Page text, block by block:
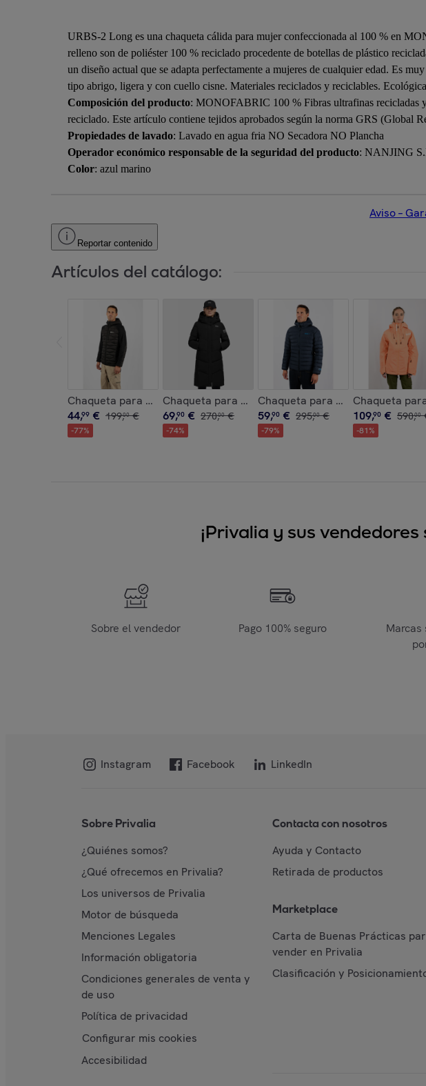
URBS-2 Long es una chaqueta cálida para mujer confeccionada al 100 % en
relleno son de poliéster 100 % reciclado procedente de botellas de plástico
un diseño actual que se adapta perfectamente a mujeres de cualquier edad. Es
tipo abrigo, ligera y con cuello cisne. Materiales reciclados y reciclables.
Composición del producto: MONOFABRIC 100 % Fibras ultrafinas recicladas
reciclado. Este artículo contiene tejidos aprobados según la norma GRS (Global
Propiedades de lavado: Lavado en agua fria NO Secadora NO Plancha
Operador económico responsable de la seguridad del producto: NANJING
Color: azul marino
Aviso –
Reportar contenido
Artículos del catálogo:
Chaqueta para hombre ECOON ECOActive Hybrid Insulated Jacket
44,99 € 199,00 €
-77%
Chaqueta para mujer ECOON New York Long jacket
69,90 € 270,00 €
-74%
Chaqueta para hombre ECOON
59,90 € 295,00 €
-79%
Chaqueta
109,90 € 590,00
-81%
¡Privalia y sus
Sobre el vendedor Pago 100% seguro
Marcas
Instagram Facebook LinkedIn
Sobre Privalia
¿Quiénes somos?
¿Qué ofrecemos en Privalia?
Los universos de Privalia
Motor de búsqueda
Menciones Legales
Información obligatoria
Condiciones generales de venta y
de uso
Política de privacidad
Configurar mis cookies
Accesibilidad
Contacta con nosotros
Ayuda y Contacto
Retirada de productos
Marketplace
Carta de Buenas Prácticas
vender en Privalia
Clasificación y